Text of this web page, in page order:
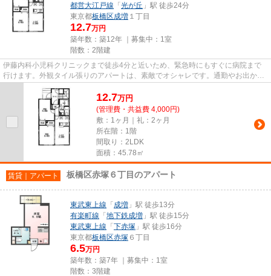
都営大江戸線 「 光が丘 」駅 徒歩24分
東京都板橋区成増 １丁目
12.7万円
築年数：築12年 ｜募集中： 1室
階数：2階建
伊藤内科小児科クリニックまで徒歩4分と近いため、緊急時にもすぐに病院まで
行けます。外観タイル張りのアパートは、素敵でオシャレです。通勤やお出かけ
12.7万円
(管理費・共益費 4,000円)
敷：1ヶ月｜礼：2ヶ月
所在階：1階
間取り：2LDK
面積：45.78㎡
賃貸｜アパート 板橋区赤塚６丁目のアパート
東武東上線 「 成増 」駅 徒歩13分
有楽町線 「 地下鉄成増 」駅 徒歩15分
東武東上線 「 下赤塚 」駅 徒歩16分
東京都板橋区赤塚 ６丁目
6.5万円
築年数：築7年 ｜募集中： 1室
階数：3階建